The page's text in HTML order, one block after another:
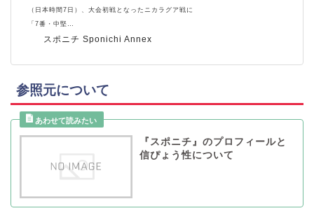
スポニチ Sponichi Annex
（日本時間7日）、大会初戦となったニカラグア戦に
「7番・中堅…
参照元について
『スポニチ』のプロフィールと
信ぴょう性について